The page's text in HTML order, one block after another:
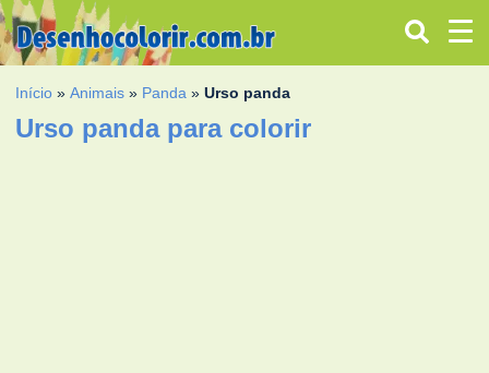
Início »Animais » Panda »Urso panda
Urso panda para colorir